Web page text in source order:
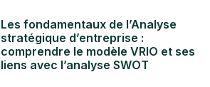
Les fondamentaux de l’Analyse
stratégique d’entreprise :
comprendre le modèle VRIO et ses
liens avec l’analyse SWOT